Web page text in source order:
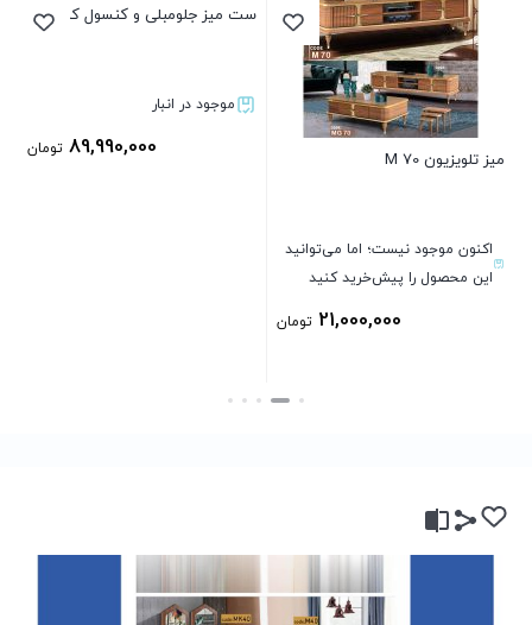
میز تلویزیون M 70
اکنون موجود نیست؛ اما می‌توانید
این محصول را پیش‌خرید کنید
21,000,000 تومان
ست میز جلومبلی و کنسول کد350
موجود در انبار
89,990,000 تومان